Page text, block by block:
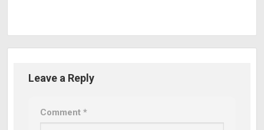
Leave a Reply
Comment *